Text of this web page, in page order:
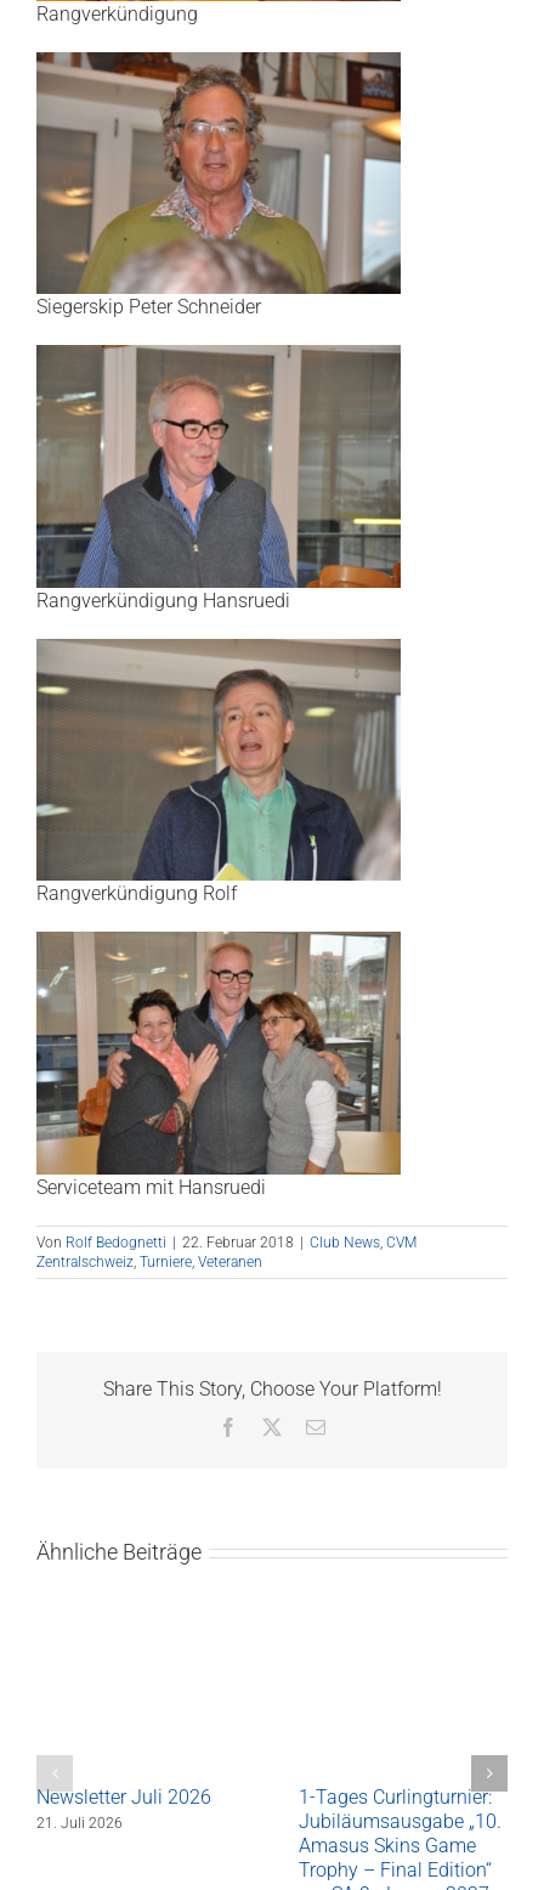
Rangverkündigung
Siegerskip Peter Schneider
Rangverkündigung Hansruedi
Rangverkündigung Rolf
Serviceteam mit Hansruedi
Von Rolf Bedognetti | 22. Februar 2018 | Club News CVM
Zentralschweiz Turniere Veteranen
Share This Story, Choose Your Platform!
Facebook
E-
Ähnliche Beiträge
Newsletter Juli 2026
21. Juli 2026
1-Tages Curlingturnier:
Jubiläumsausgabe „10.
Amasus Skins Game
Trophy – Final Edition“